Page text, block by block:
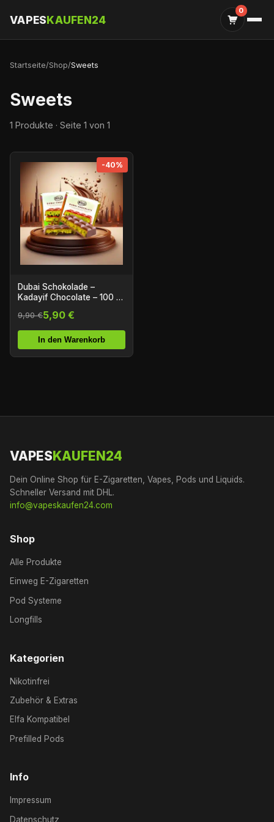
VAPESKAUFEN24
0
Startseite/Shop/Sweets
Sweets
1 Produkte · Seite 1 von 1
-40%
Dubai Schokolade –
Kadayif Chocolate – 100 g
9,90 €5,90 €
In den Warenkorb
VAPESKAUFEN24
Dein Online Shop für E-Zigaretten, Vapes, Pods und Liquids.
Schneller Versand mit DHL.
info@vapeskaufen24.com
Shop
Alle Produkte
Einweg E-Zigaretten
Pod Systeme
Longfills
Kategorien
Nikotinfrei
Zubehör & Extras
Elfa Kompatibel
Prefilled Pods
Info
Impressum
Datenschutz